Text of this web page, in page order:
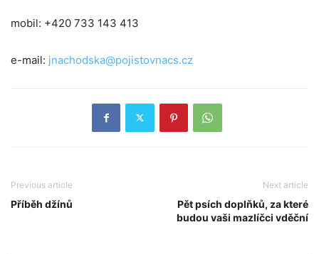
mobil: +420 733 143 413
e-mail: jnachodska@pojistovnacs.cz
Previous article
Příběh džínů
Next article
Pět psích doplňků, za které
budou vaši mazlíčci vděční